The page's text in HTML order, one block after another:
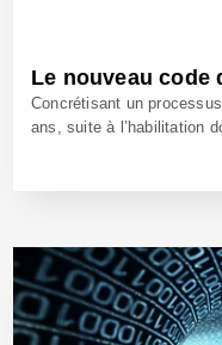
Le nouveau code
Concrétisant un
ans, suite à l’habilitation
12 Avr 2019 - Réf: